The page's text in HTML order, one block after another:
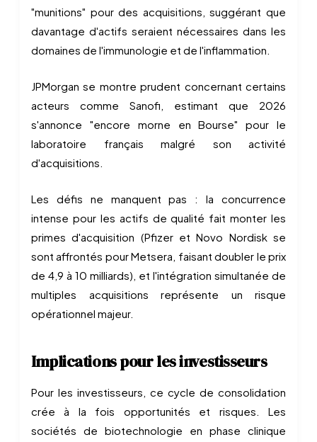
"munitions" pour des acquisitions, suggérant que
davantage d'actifs seraient nécessaires dans les
domaines de l'immunologie et de l'inflammation.
JPMorgan se montre prudent concernant certains
acteurs comme Sanofi, estimant que 2026
s'annonce "encore morne en Bourse" pour le
laboratoire français malgré son activité
d'acquisitions.
Les défis ne manquent pas : la concurrence
intense pour les actifs de qualité fait monter les
primes d'acquisition (Pfizer et Novo Nordisk se
sont affrontés pour Metsera, faisant doubler le prix
de 4,9 à 10 milliards), et l'intégration simultanée de
multiples acquisitions représente un risque
opérationnel majeur.
Implications pour les investisseurs
Pour les investisseurs, ce cycle de consolidation
crée à la fois opportunités et risques. Les
sociétés de biotechnologie en phase clinique